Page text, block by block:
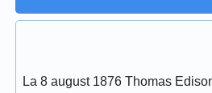
La 8 august 1876 Thomas